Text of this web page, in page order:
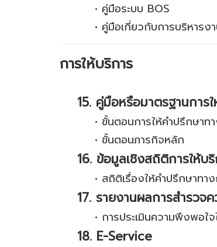
• คู่มือระบบ BOS
• คู่มือเกี่ยวกับการบริหารง
การให้บริการ
15. คู่มือหรือมาตรฐานการ
• ขั้นตอนการให้คำปรึกษาท
• ขั้นตอนภารกิจหลัก
16. ข้อมูลเชิงสถิติการให้บ
• สถิติเรื่องให้คำปรึกษาทา
17. รายงานผลการสำรวจ
• การประเมินความพึงพอใ
18. E-Service